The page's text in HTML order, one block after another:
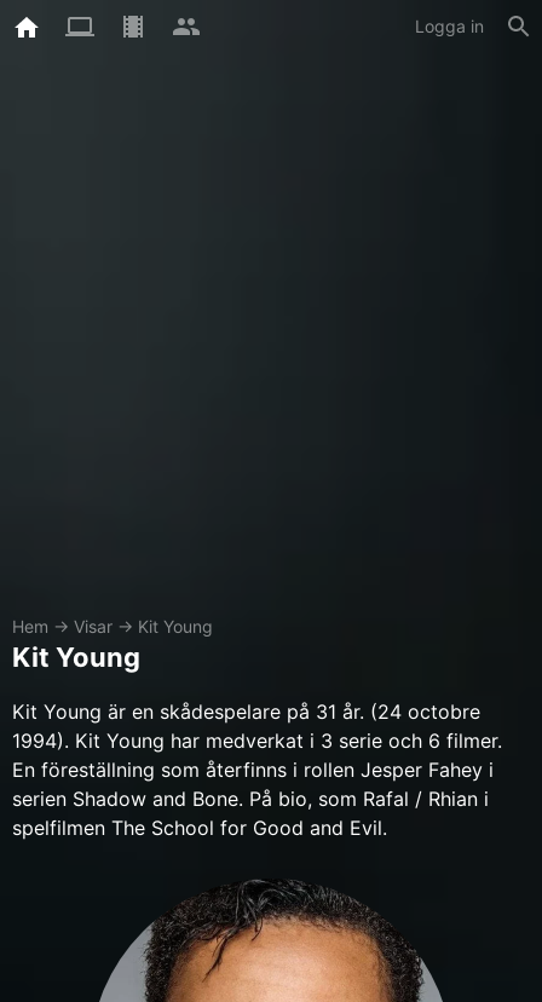
Logga in
Hem → Visar → Kit Young
Kit Young
Kit Young är en skådespelare på 31 år. (24 octobre
1994). Kit Young har medverkat i 3 serie och 6 filmer.
En föreställning som återfinns i rollen Jesper Fahey i
serien Shadow and Bone. På bio, som Rafal / Rhian i
spelfilmen The School for Good and Evil.